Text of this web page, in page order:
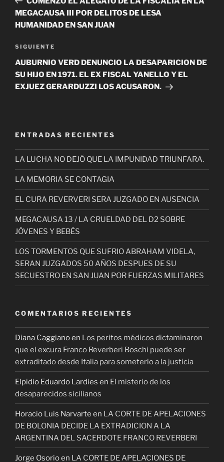
entradas
MEGACAUSA III POR DELITOS DE LESA
HUMANIDAD EN SAN JUAN
Siguiente
entrada
SIGUIENTE
AUBURNIO VERD DENUNCIO LA DESAPARICION DE
SU HIJO EN 1971. EL EX FISCAL YANELLO Y EL
EXJUEZ GERARDUZZI LOS ACUSARON.
ENTRADAS RECIENTES
LA LUCHA NO DEJÓ QUE LA IMPUNIDAD TRIUNFARA.
LA MEMORIA SE CONTAGIA
EL CURA REVERVERI SERA JUZGADO EN AUSENCIA
MEGACAUSA 13 / LA CRUELDAD DEL D2 SOBRE
JÓVENES Y BEBÉS
LOS TORMENTOS QUE SUFRIO ABRAHAM VIDELA,
SERAN JUZGADOS 50 AÑOS DESPUES DE SU
SECUESTRO EN SAN JUAN POR FUERZAS MILITARES
COMENTARIOS RECIENTES
Diana Caggianoen Los peritos médicos dictaminaron
que el excura Franco Reverberi Boschi puede ser
extraditado desde Italia para someterlo a la justicia
Elpidio Eduardo Lardies en El misterio de los
desaparecidos sicilianos
Horacio Luis Narvarte en LA CORTE DE APELACIONES
DE BOLONIA DECIDE LA EXTRADICION A LA
ARGENTINA DEL SACERDOTE FRANCO REVERBERI
Jorge Osorioen LA CORTE DE APELACIONES DE